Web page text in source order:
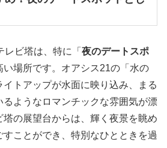
ビ塔は、特に「 夜のデートスポ
い場所です。オアシス21の「水の
トアップが水面に映り込み、まる
ようなロマンチックな雰囲気が漂
の展望台からは、輝く夜景を眺め
ことができ、特別なひとときを過